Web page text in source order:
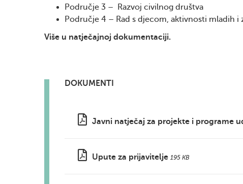
Područje 3 – Razvoj civilnog društva
Područje 4 – Rad s djecom, aktivnosti mladih i
Više u natječajnoj dokumentaciji.
DOKUMENTI
Javni natječaj za projekte i programe
Upute za prijavitelje 195 KB